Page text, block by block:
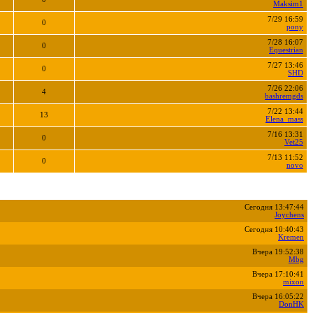
Maksim1
0
7/29 16:59
pony
0
7/28 16:07
Equestrian
0
7/27 13:46
SHD
4
7/26 22:06
bashremgds
13
7/22 13:44
Elena_mass
0
7/16 13:31
Vet25
0
7/13 11:52
novo
Сегодня 13:47:44
Joychens
Сегодня 10:40:43
Kremen
Вчера 19:52:38
Mbg
Вчера 17:10:41
mixon
Вчера 16:05:22
DonHK